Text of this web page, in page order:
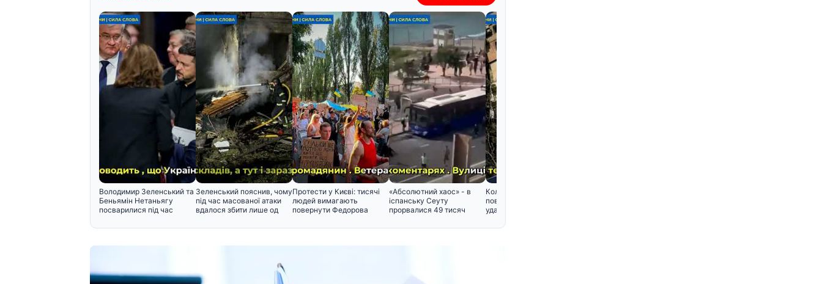
Володимир Зеленський та
Беньямін Нетаньягу
посварилися під час
Зеленський пояснив, чому
під час масованої атаки
вдалося збити лише од
Протести у Києві: тисячі
людей вимагають
повернути Федорова
«Абсолютний хаос» - в
іспанську Сеуту
прорвалися 49 тисяч
Коли Росія може
повторити масований
удар: Жданов назвав дату